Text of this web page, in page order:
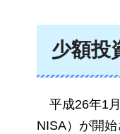
少額投
平成26年1
NISA）が開始